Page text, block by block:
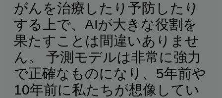
がんを治療したり予防したり
する上で、AIが大きな役割を
果たすことは間違いありませ
ん。 予測モデルは非常に強力
で正確なものになり、5年前や
10年前に私たちが想像してい